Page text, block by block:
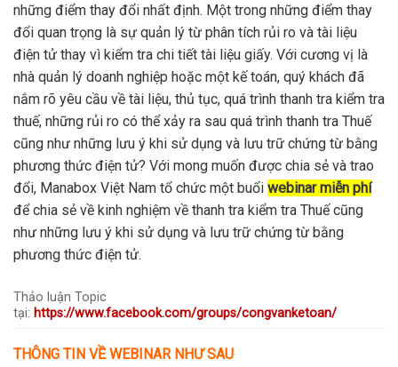
những điểm thay đổi nhất định. Một trong những điểm thay
đổi quan trọng là sự quản lý từ phân tích rủi ro và tài liệu
điện tử thay vì kiểm tra chi tiết tài liệu giấy. Với cương vị là
nhà quản lý doanh nghiệp hoặc một kế toán, quý khách đã
nắm rõ yêu cầu về tài liệu, thủ tục, quá trình thanh tra kiểm tra
thuế, những rủi ro có thể xảy ra sau quá trình thanh tra Thuế
cũng như những lưu ý khi sử dụng và lưu trữ chứng từ bằng
phương thức điện tử? Với mong muốn được chia sẻ và trao
đổi, Manabox Việt Nam tổ chức một buổi webinar miễn phí
để chia sẻ về kinh nghiệm về thanh tra kiểm tra Thuế cũng
như những lưu ý khi sử dụng và lưu trữ chứng từ bằng
phương thức điện tử.
Thảo luận Topic
tại: https://www.facebook.com/groups/congvanketoan/
THÔNG TIN VỀ WEBINAR NHƯ SAU